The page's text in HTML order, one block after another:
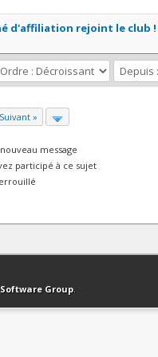
d'affiliation rejoint le club !
Suivant »
message
participé à ce sujet
en haut Version bas-débit
Group.